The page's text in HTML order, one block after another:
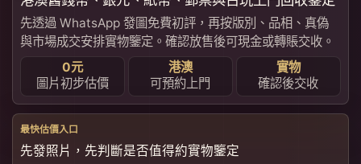
先透過 WhatsApp 發圖免費初評，再按版別、品相、真偽
與市場成交安排實物鑒定。確認放售後可現金或轉賬交收。
0元
圖片初步估價
港澳
可預約上門
實物
確認後交收
最快估價入口
先發照片，先判斷是否值得約實物鑒定